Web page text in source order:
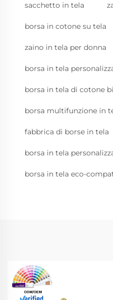
sacchetto in tela
borsa in cotone su tela
zaino in tela per donna
borsa in tela
borsa in tela di cotone
borsa multifunzione in
fabbrica di borse in tela
borsa in tela
borsa in tela eco-